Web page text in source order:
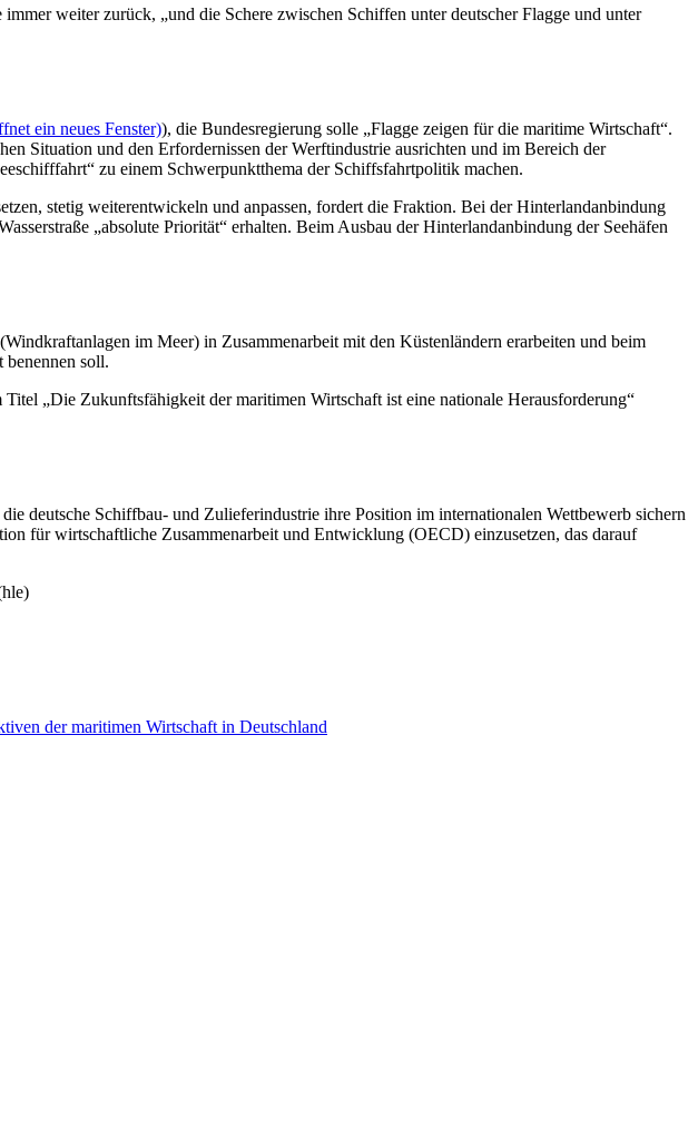
weiter zurück, „und die Schere zwischen Schiffen unter deutscher Flagge und unter
ein neues Fenster)), die Bundesregierung solle „Flagge zeigen für die maritime Wirtschaft“.
Situation und den Erfordernissen der Werftindustrie ausrichten und im Bereich der
zu einem Schwerpunktthema der Schiffsfahrtpolitik machen.
stetig weiterentwickeln und anpassen, fordert die Fraktion. Bei der Hinterlandanbindung
„absolute Priorität“ erhalten. Beim Ausbau der Hinterlandanbindung der Seehäfen
im Meer) in Zusammenarbeit mit den Küstenländern erarbeiten und beim
benennen soll.
„Die Zukunftsfähigkeit der maritimen Wirtschaft ist eine nationale Herausforderung“
deutsche Schiffbau- und Zulieferindustrie ihre Position im internationalen Wettbewerb sichern
für wirtschaftliche Zusammenarbeit und Entwicklung (OECD) einzusetzen, das darauf
der maritimen Wirtschaft in Deutschland